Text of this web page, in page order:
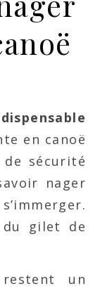
en canoë
de sécurité
nager
gilet de
un